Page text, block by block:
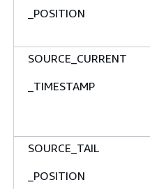
_POSITION
SOURCE_CURRENT
_TIMESTAMP
SOURCE_TAIL
_POSITION